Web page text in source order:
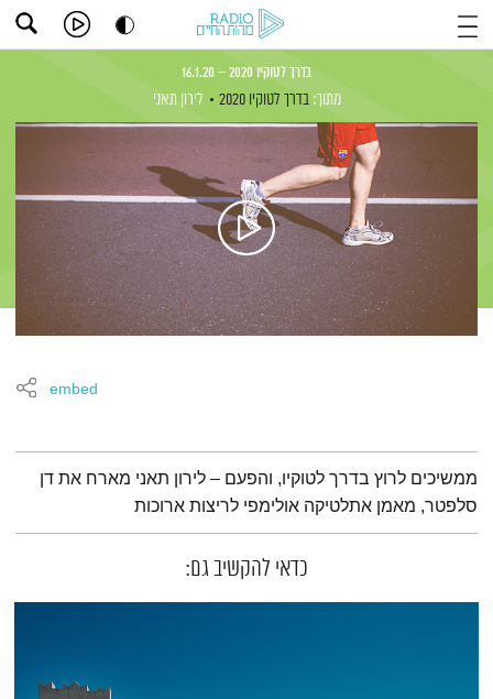
בדרך לטוקיו 2020 – 16.1.20
מתוך: בדרך לטוקיו 2020 לירון תאני
embed
תמצית הפודקאסט
ממשיכים לרוץ בדרך לטוקיו, והפעם – לירון תאני מארח את דן
סלפטר, מאמן אתלטיקה אולימפי לריצות ארוכות
כדאי להקשיב גם: